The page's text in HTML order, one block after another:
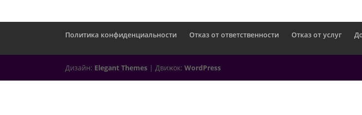
Политика конфиденциальности Отказ от ответственности Отказ от услуг
Дизайн: Elegant Themes | Движок:WordPress